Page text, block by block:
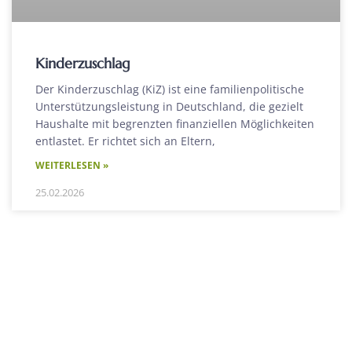
Kinderzuschlag
Der Kinderzuschlag (KiZ) ist eine familienpolitische
Unterstützungsleistung in Deutschland, die gezielt
Haushalte mit begrenzten finanziellen Möglichkeiten
entlastet. Er richtet sich an Eltern,
WEITERLESEN »
25.02.2026